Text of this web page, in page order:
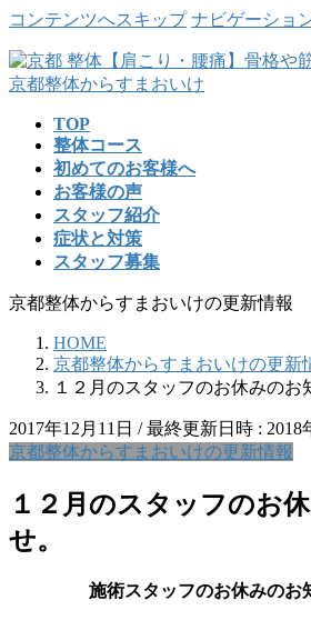
コンテンツへスキップ ナビゲーショ
TOP
整体コース
初めてのお客様へ
お客様の声
スタッフ紹介
症状と対策
スタッフ募集
京都整体からすまおいけの更新情報
HOME
京都整体からすまおいけの更新
１２月のスタッフのお休みのお
2017年12月11日 / 最終更新日時 : 2018
京都整体からすまおいけの更新情報
１２月のスタッフのお
せ。
施術スタッフのお休みのお